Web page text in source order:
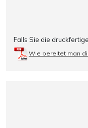
Falls Sie die
Wie bereitet man